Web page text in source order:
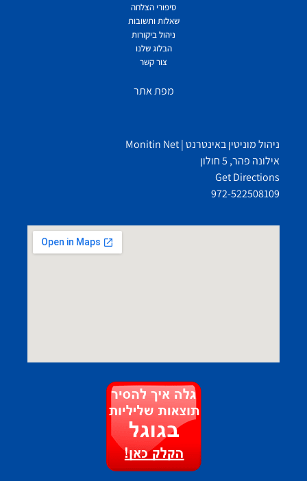
סיפורי הצלחה
שאלות ותשובות
ניהול ביקורות
הבלוג שלנו
צור קשר
מפת אתר
ניהול מוניטין באינטרנט | Monitin Net
אילונה פהר, 5 חולון
Get Directions
972-522508109